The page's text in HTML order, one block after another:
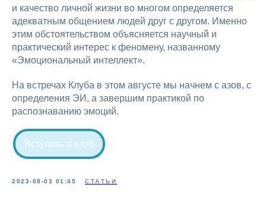
и качество личной жизни во многом определяется
адекватным общением людей друг с другом. Именно
этим обстоятельством объясняется научный и
практический интерес к феномену, названному
«Эмоциональный интеллект».
На встречах Клуба в этом августе мы начнем с азов, с
определения ЭИ, а завершим практикой по
распознаванию эмоций.
Вступить в клуб
2023-08-03 01:45 СТАТЬИ